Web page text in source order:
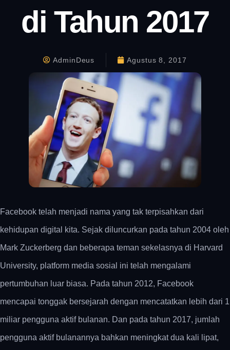
di Tahun 2017
AdminDeus Agustus 8, 2017
Facebook telah menjadi nama yang tak terpisahkan dari
kehidupan digital kita. Sejak diluncurkan pada tahun 2004 oleh
Mark Zuckerberg dan beberapa teman sekelasnya di Harvard
University, platform media sosial ini telah mengalami
pertumbuhan luar biasa. Pada tahun 2012, Facebook
mencapai tonggak bersejarah dengan mencatatkan lebih dari 1
miliar pengguna aktif bulanan. Dan pada tahun 2017, jumlah
pengguna aktif bulanannya bahkan meningkat dua kali lipat,